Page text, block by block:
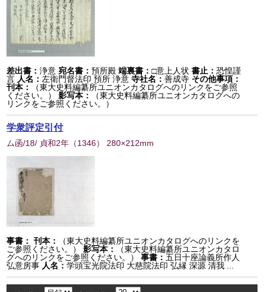
差出書：浄意 宛名書：預所殿 端裏書：□意上人状書止：恐惶謹
言 人名： 左衛門督法印 預所 浄意 寺社名：善成寺 その他事項：
刊本：
（東大史料編纂所ユニオンカタログへのリンクをご参照
ください。）
影写本：
（東大史料編纂所ユニオンカタログへの
リンクをご参照ください。）
学衆評定引付
ム函/18/ 貞和2年 （1346） 280×212mm
事書： 刊本：
（東大史料編纂所ユニオンカタログへのリンクを
ご参照ください。）
影写本：
（東大史料編纂所ユニオンカタロ
グへのリンクをご参照ください。）
事書：五日十座論義所作人
弘意房事 人名：学頭宝光院法印 大慈院法印 弘縁 深源 清我 ...